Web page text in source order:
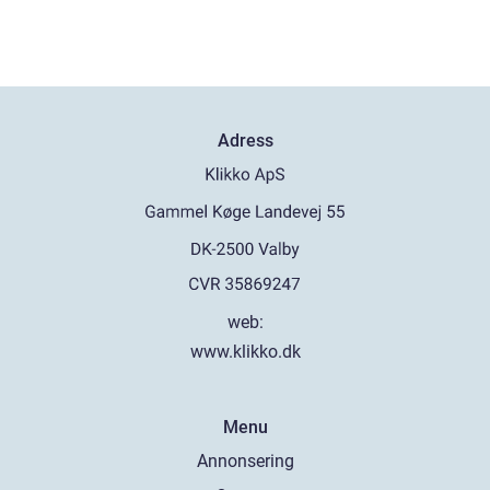
Adress
web:
www.klikko.dk
Menu
Annonsering